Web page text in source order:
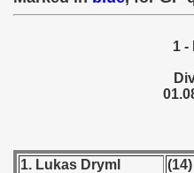
1 -
1. Lukas Dryml (14)
- 1956